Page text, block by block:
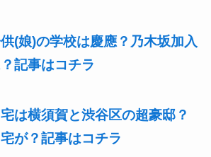
(娘)の学校は慶應？乃木坂加入
記事はコチラ
横須賀と渋谷区の超豪邸？
が？記事はコチラ